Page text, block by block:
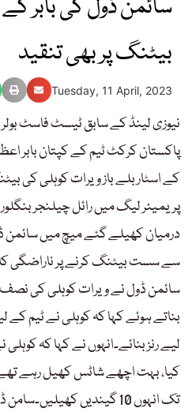
سائمن ڈول کی بابر
بیٹنگ پر بھی تنقید
Tuesday, 11 April, 2023
نیوزی لینڈ کے سابق ٹیسٹ فاسٹ
پاکستان کرکٹ ٹیم کے کپتان بابر
کے اسٹار بلے باز ویرات کوہلی کی
پریمیئر لیگ میں رائل چیلنجر
درمیان کھیلے گئے میچ میں سائمن
سے سست بیٹنگ کرنے پر ناراضگی کا
سائمن ڈول نے ویرات کوہلی کی نصف
بناتے ہوئے کہا کہ کوہلی نے ٹیم
لیے رنز بنائے۔انہوں نے کہا کہ
تک انہوں 10 گیندیں